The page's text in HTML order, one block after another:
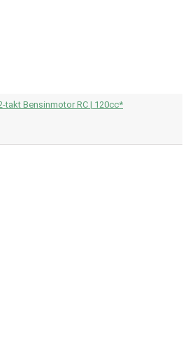
takt Bensinmotor RC | 120cc*